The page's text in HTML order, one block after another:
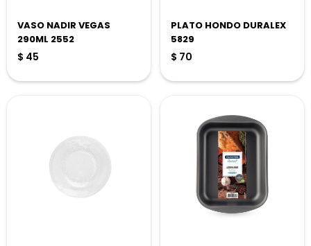
VASO NADIR VEGAS
290ML 2552
$ 45
PLATO HONDO DURALEX
5829
$ 70